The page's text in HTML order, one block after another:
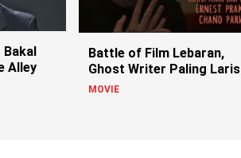
Bakal
Alley
Battle of Film Lebaran,
Ghost Writer Paling Laris
MOVIE